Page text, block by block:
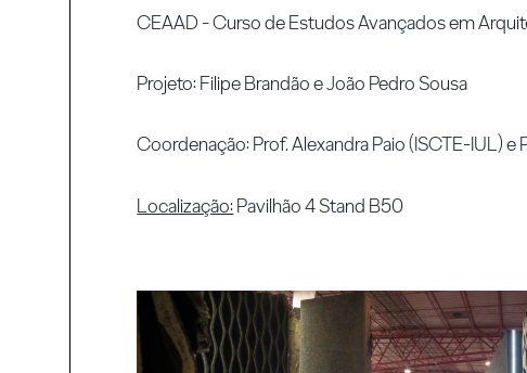
CEAAD - Curso de Estudos Avançados em
Projeto: Filipe Brandão e João Pedro Sousa
Coordenação: Prof. Alexandra Paio (ISCTE-IUL) e
Localização: Pavilhão 4 Stand B50